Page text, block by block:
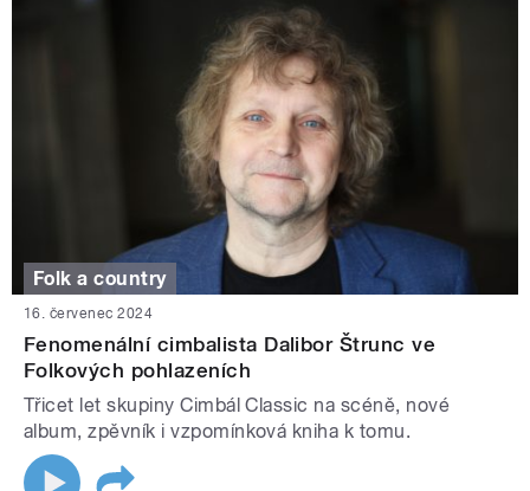
Folk a country
16. červenec 2024
Fenomenální cimbalista Dalibor Štrunc ve
Folkových pohlazeních
Třicet let skupiny Cimbál Classic na scéně, nové
album, zpěvník i vzpomínková kniha k tomu.